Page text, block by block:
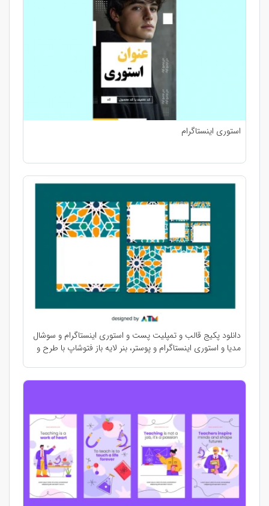
استوری اینستاگرام
دانلود پکیج قالب و تمپلیت پست و استوری اینستاگرام و سوشال
مدیا و استوری اینستاگرام و پوستر، بنر لایه باز فتوشاپ با طرح و